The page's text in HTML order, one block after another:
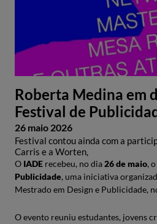
Roberta Medina em
Festival de
26 maio 2026
Festival contou ainda com a
Carris e a Worten,
O ​ IADE recebeu, no dia ​26 de maio, o ​
Publicidade, uma iniciativa
Mestrado em Design e Publicidade,
O evento reuniu estudantes, jovens